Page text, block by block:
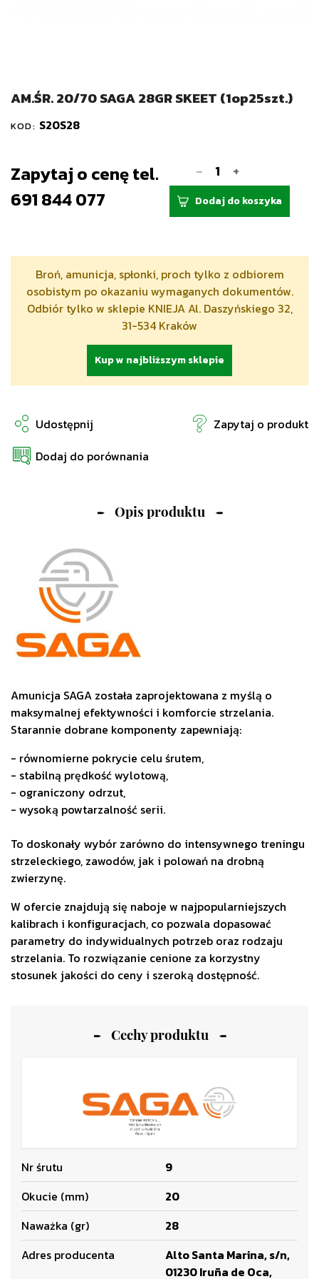
AM.ŚR. 20/70 SAGA 28GR SKEET (1op25szt.)
KOD: S20S28
Zapytaj o cenę tel.
691 844 077
- +
Dodaj do koszyka
Broń, amunicja, spłonki, proch tylko z odbiorem
osobistym po okazaniu wymaganych dokumentów.
Odbiór tylko w sklepie KNIEJA Al. Daszyńskiego 32,
31-534 Kraków
Kup w najbliższym sklepie
Udostępnij
Zapytaj o produkt
Dodaj do porównania
Cechy produktu
Nr śrutu
9
Okucie (mm)
20
Naważka (gr)
28
Adres producenta
Alto Santa Marina, s/n,
01230 Iruña de Oca,
Opis produktu
Amunicja SAGA została zaprojektowana z myślą o
maksymalnej efektywności i komforcie strzelania.
Starannie dobrane komponenty zapewniają:
- równomierne pokrycie celu śrutem,
- stabilną prędkość wylotową,
- ograniczony odrzut,
- wysoką powtarzalność serii.
To doskonały wybór zarówno do intensywnego treningu
strzeleckiego, zawodów, jak i polowań na drobną
zwierzynę.
W ofercie znajdują się naboje w najpopularniejszych
kalibrach i konfiguracjach, co pozwala dopasować
parametry do indywidualnych potrzeb oraz rodzaju
strzelania. To rozwiązanie cenione za korzystny
stosunek jakości do ceny i szeroką dostępność.